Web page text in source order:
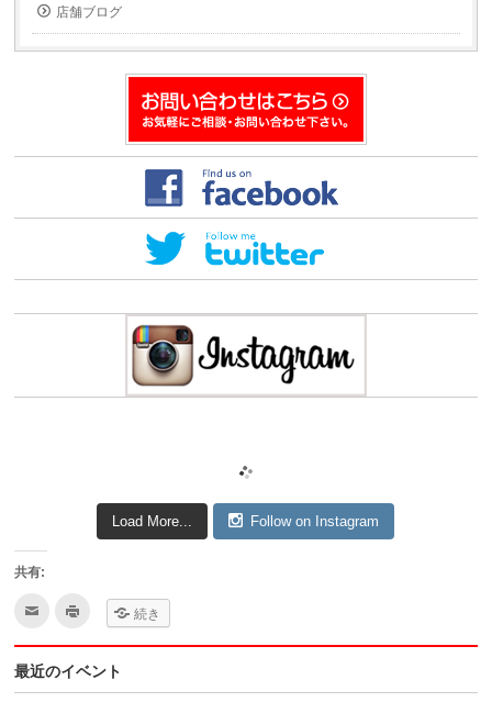
ィ
ド
ウ
ま
す)
店舗ブログ
Load More... Follow on Instagram
共有:
ク
し
て
ク
し
て
続き
最近のイベント